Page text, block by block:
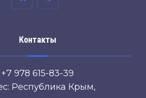
Контакты
+7 978 615-83-39
Республика Крым,